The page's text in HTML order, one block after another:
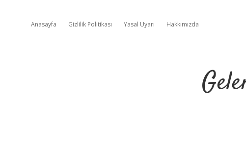
Anasayfa Gizlilik Politikası Yasal Uyarı Hakkımızda